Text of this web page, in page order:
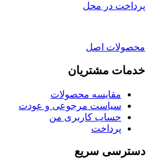
پرداخت در محل
محصولات اصل
خدمات مشتریان
مقایسه محصولات
سیاست مرجوعی و عودت
حساب کاربری من
پرداخت
دسترسی سریع